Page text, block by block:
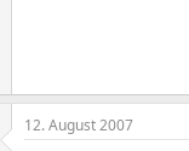
12. August 2007